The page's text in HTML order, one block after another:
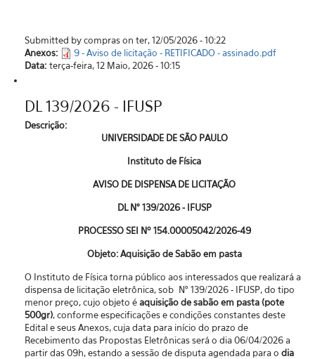
Submitted by compras on ter, 12/05/2026 - 10:22
Anexos:
9 - Aviso de licitação - RETIFICADO - assinado.pdf
Data: terça-feira, 12 Maio, 2026 - 10:15
DL 139/2026 - IFUSP
Descrição:
UNIVERSIDADE DE SÃO PAULO
Instituto de Física
AVISO DE DISPENSA DE LICITAÇÃO
DL N° 139/2026 - IFUSP
PROCESSO SEI Nº 154.00005042/2026-49
Objeto: Aquisição de Sabão em pasta
O Instituto de Física torna público aos interessados que realizará a
dispensa de licitação eletrônica, sob N° 139/2026 - IFUSP, do tipo
menor preço, cujo objeto éaquisição de sabão em pasta (pote
500gr), conforme especificações e condições constantes deste
Edital e seus Anexos, cuja data para início do prazo de
Recebimento das Propostas Eletrônicas será o dia 06/04/2026 a
partir das 09h, estando a sessão de disputa agendada para o dia